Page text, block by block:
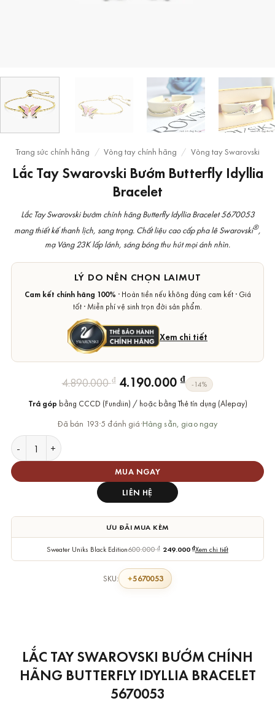
Trang sức chính hãng / Vòng tay chính hãng / Vòng tay Swarovski
Lắc Tay Swarovski Bướm Butterfly Idyllia
Bracelet
Lắc Tay Swarovski bướm chính hãng Butterfly Idyllia Bracelet 5670053
mang thiết kế thanh lịch, sang trọng. Chất liệu cao cấp pha lê Swarovski®,
mạ Vàng 23K lấp lánh, sáng bóng thu hút mọi ánh nhìn.
LÝ DO NÊN CHỌN LAIMUT
Cam kết chính hãng 100% · Hoàn tiền nếu không đúng cam kết · Giá
tốt · Miễn phí vệ sinh trọn đời sản phẩm.
Xem chi tiết
4.890.000₫ Giá
gốc
là:
4.890.000 ₫.
4.190.000 ₫
Giá
hiện
tại
là:
-14%
Trả góp bằng CCCD (Fundiin) / hoặc bằng Thẻ tín dụng (Alepay)
Đã bán 193·5 đánh giá·Hàng sẵn, giao ngay
Lắc Tay Swarovski Bướm Butterfly Idyllia Bracelet số lượng
MUA NGAY
LIÊN HỆ
ƯU ĐÃI MUA KÈM
Sweater Uniks Black Edition600.000₫ 249.000 ₫Xem chi tiết
SKU: 5670053
LẮC TAY SWAROVSKI BƯỚM CHÍNH
HÃNG BUTTERFLY IDYLLIA BRACELET
5670053